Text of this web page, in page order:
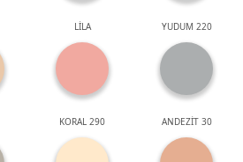
LİLA YUDUM 220
KORAL 290 ANDEZİT 30